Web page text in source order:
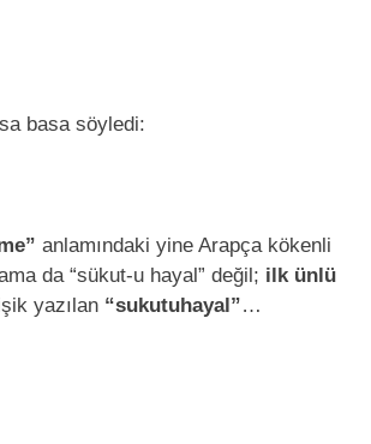
basa söyledi:
anlamındaki yine Arapça kökenli
da “sükut-u hayal” değil; ilk ünlü
yazılan “sukutuhayal”…